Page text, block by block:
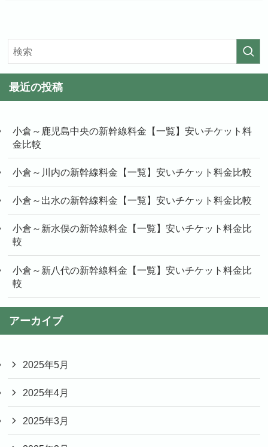
最近の投稿
小倉～鹿児島中央の新幹線料金【一覧】安いチケット料
金比較
小倉～川内の新幹線料金【一覧】安いチケット料金比較
小倉～出水の新幹線料金【一覧】安いチケット料金比較
小倉～新水俣の新幹線料金【一覧】安いチケット料金比
較
小倉～新八代の新幹線料金【一覧】安いチケット料金比
較
アーカイブ
2025年5月
2025年4月
2025年3月